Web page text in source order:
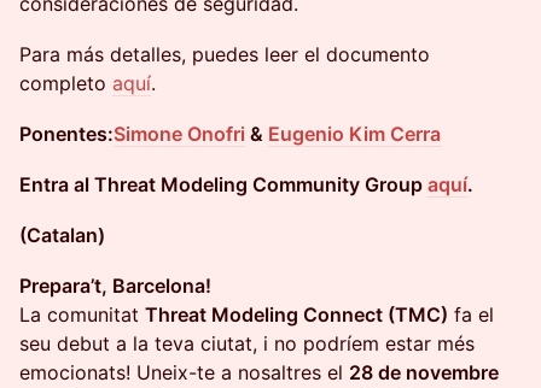
Para más detalles, puedes leer el documento
completo aquí.
Ponentes:Simone Onofri & Eugenio Kim Cerra
Entra al Threat Modeling Community Group aquí.
(Catalan)
Prepara’t, Barcelona!
La comunitat Threat Modeling Connect (TMC) fa el
seu debut a la teva ciutat, i no podríem estar més
emocionats! Uneix-te a nosaltres el 28 de novembre